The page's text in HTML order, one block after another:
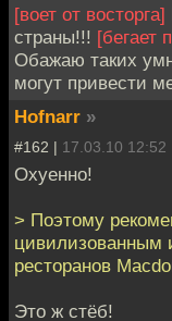
[воет от восторга]
страны!!! [бегает
Обажаю таких
могут привести
Hofnarr »
#162 | 17.03.10 12:52
Охуенно!
> Поэтому
цивилизованным
ресторанов
Это ж стёб!